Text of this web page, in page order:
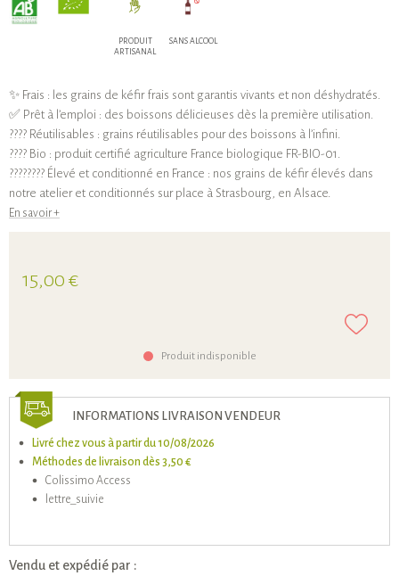
PRODUIT
ARTISANAL
SANS ALCOOL
✨ Frais : les grains de kéfir frais sont garantis vivants et non déshydratés.
✅ Prêt à l’emploi : des boissons délicieuses dès la première utilisation.
???? Réutilisables : grains réutilisables pour des boissons à l’infini.
???? Bio : produit certifié agriculture France biologique FR-BIO-01.
???????? Élevé et conditionné en France : nos grains de kéfir élevés dans
notre atelier et conditionnés sur place à Strasbourg, en Alsace.
En savoir +
15,00 €
Produit indisponible
INFORMATIONS LIVRAISON VENDEUR
Livré chez vous à partir du 10/08/2026
Méthodes de livraison dès 3,50 €
Colissimo Access
lettre_suivie
Vendu et expédié par :